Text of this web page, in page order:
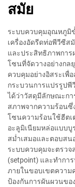
สมัย
ระบบควบคุมอุณหภูมิ
เครื่องอัดรีดท่อพีวีซี
และประสิทธิภาพกา
โซนที่จัดวางอย่างกล
ควบคุมอย่างอิสระเพื่
กระบวนการแปรรูป
ได้ว่าวัสดุมีลักษณะกา
สภาพจากความร้อนซึ่
โซนความร้อนใช้ฮีตเ
อะลูมิเนียมหล่อแบบบู
สม่ำเสมอและตอบสน
ระบบควบคุมจะตรวจ
(setpoint) และทำกา
ภายในขอบเขตความ
ป้องกันการผันผวนข